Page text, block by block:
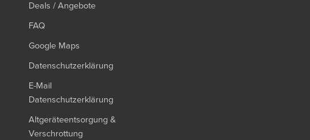
Deals / Angebote
FAQ
Google Maps
Datenschutzerklärung
E-Mail
Datenschutzerklärung
Altgeräteentsorgung &
Verschrottung